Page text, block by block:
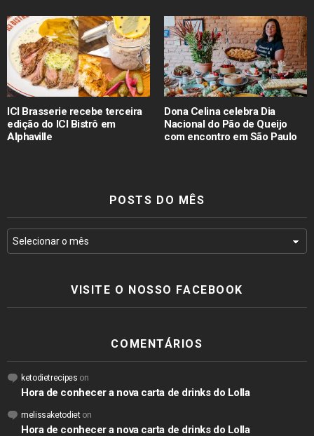
ICI Brasserie recebe terceira
edição do ICI Bistrô em
Alphaville
Dona Celina celebra Dia
Nacional do Pão de Queijo
com encontro em São Paulo
POSTS DO MÊS
VISITE O NOSSO FACEBOOK
COMENTÁRIOS
ketodietrecipes on
Hora de conhecer a nova carta de drinks do Lolla
melissaketodieton
Hora de conhecer a nova carta de drinks do Lolla